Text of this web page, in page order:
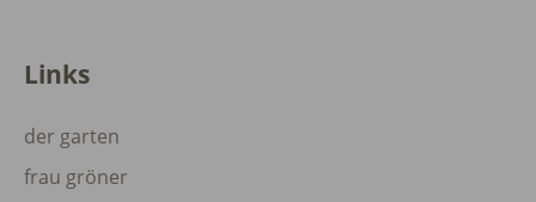
Links
der garten
frau gröner